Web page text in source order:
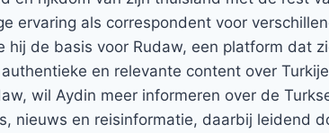
ervaring als correspondent voor
hij de basis voor Rudaw, een platform dat
en relevante content over
wil Aydin meer informeren over de
nieuws en reisinformatie, daarbij leidend